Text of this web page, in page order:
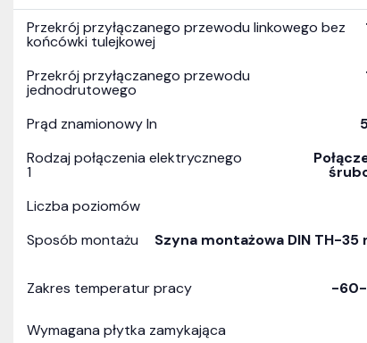
Przekrój przyłączanego przewodu linkowego bez
końcówki tulejkowej
Przekrój przyłączanego przewodu
jednodrutowego
Prąd znamionowy In
Rodzaj połączenia elektrycznego
1
Liczba poziomów
Sposób montażu
Szyna montażowa DIN TH-35
Zakres temperatur pracy
-60-
Wymagana płytka zamykająca